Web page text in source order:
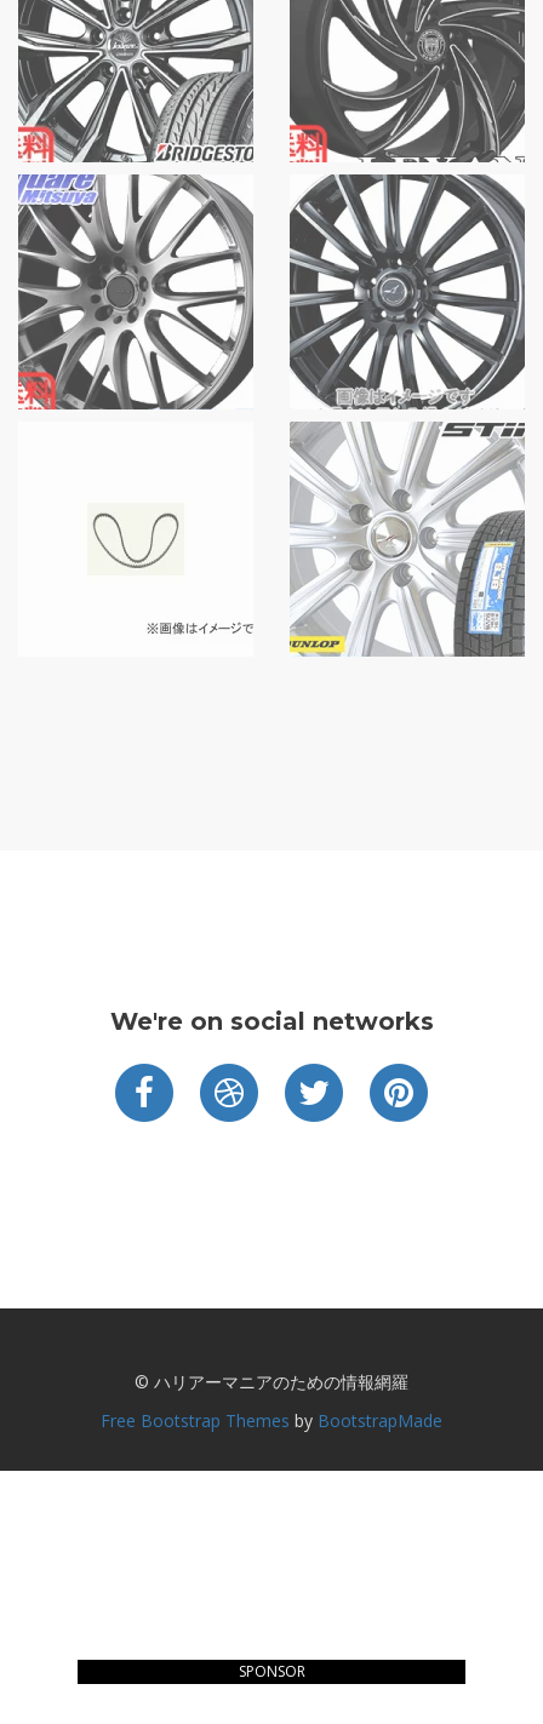
We're on social networks
© ハリアーマニアのための情報網羅
Free Bootstrap Themes by BootstrapMade
SPONSOR